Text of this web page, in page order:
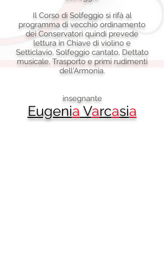
Il Corso di Solfeggio si rifà al
programma di vecchio ordinamento
dei Conservatori quindi prevede
lettura in Chiave di violino e
Setticlavio, Solfeggio cantato, Dettato
musicale, Trasporto e primi rudimenti
dell'Armonia.
insegnante
Eugenia Varcasia